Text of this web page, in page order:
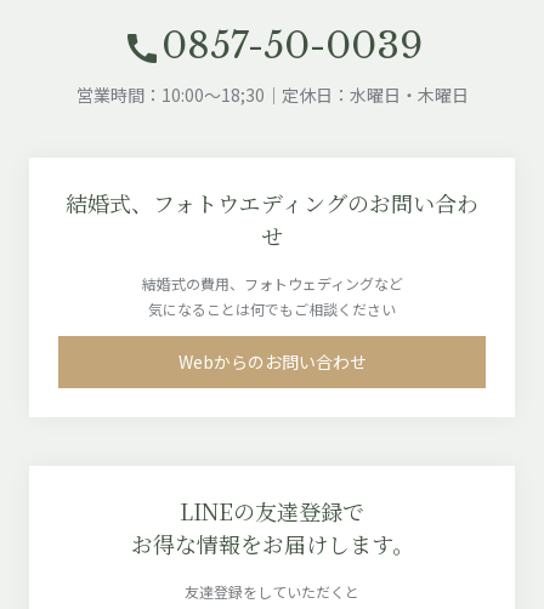
call0857-50-0039
営業時間：10:00～18;30｜定休日：水曜日・木曜日
結婚式、フォトウエディングのお問い合わ
せ
結婚式の費用、フォトウェディングなど
気になることは何でもご相談ください
Webからのお問い合わせ
LINEの友達登録で
お得な情報をお届けします。
友達登録をしていただくと